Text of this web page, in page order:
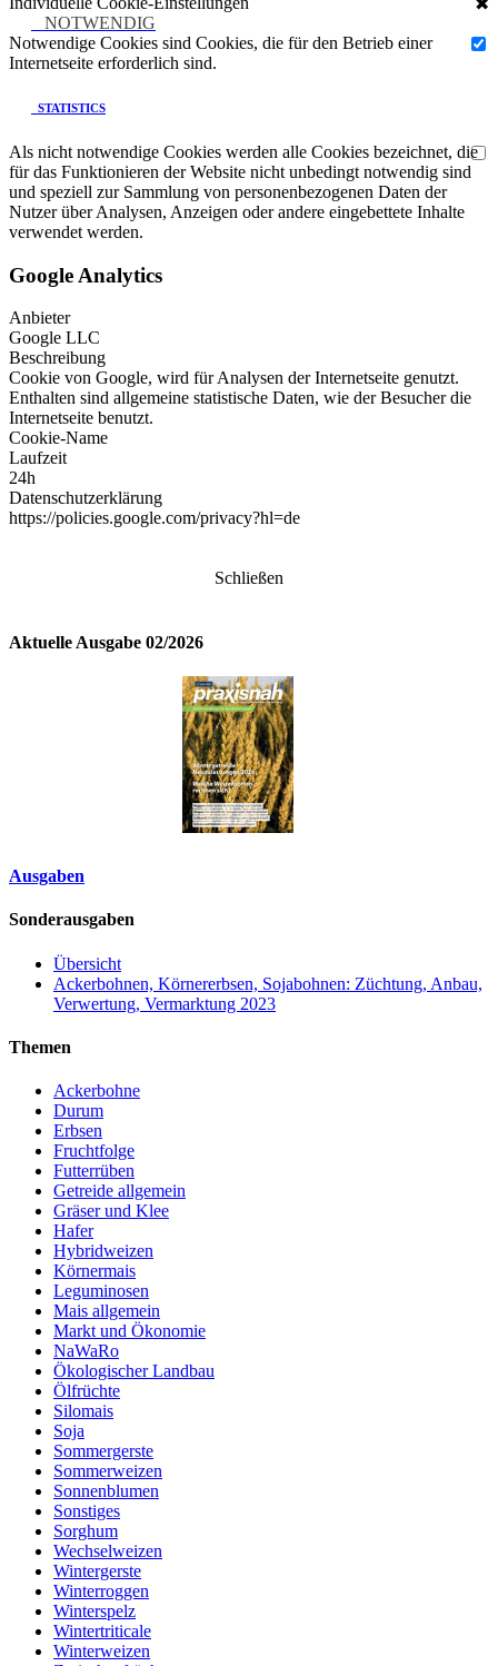
✖
NOTWENDIG
Notwendige Cookies sind Cookies, die für den Betrieb einer
Internetseite erforderlich sind.
STATISTICS
Als nicht notwendige Cookies werden alle Cookies bezeichnet, die
für das Funktionieren der Website nicht unbedingt notwendig sind
und speziell zur Sammlung von personenbezogenen Daten der
Nutzer über Analysen, Anzeigen oder andere eingebettete Inhalte
verwendet werden.
Google Analytics
Anbieter
Google LLC
Beschreibung
Cookie von Google, wird für Analysen der Internetseite genutzt.
Enthalten sind allgemeine statistische Daten, wie der Besucher die
Internetseite benutzt.
Cookie-Name
Laufzeit
24h
Datenschutzerklärung
https://policies.google.com/privacy?hl=de
Schließen
Aktuelle Ausgabe 02/2026
Ausgaben
Sonderausgaben
Übersicht
Ackerbohnen, Körnererbsen, Sojabohnen: Züchtung, Anbau,
Verwertung, Vermarktung 2023
Themen
Ackerbohne
Durum
Erbsen
Fruchtfolge
Futterrüben
Getreide allgemein
Gräser und Klee
Hafer
Hybridweizen
Körnermais
Leguminosen
Mais allgemein
Markt und Ökonomie
NaWaRo
Ökologischer Landbau
Ölfrüchte
Silomais
Soja
Sommergerste
Sommerweizen
Sonnenblumen
Sonstiges
Sorghum
Wechselweizen
Wintergerste
Winterroggen
Winterspelz
Wintertriticale
Winterweizen